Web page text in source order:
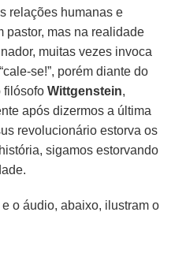
relações humanas e
pastor, mas na realidade
muitas vezes invoca
se!”, porém diante do
filósofoWittgenstein,
após dizermos a última
revolucionário estorva os
sigamos estorvando
o áudio, abaixo, ilustram o